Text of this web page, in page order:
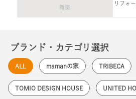
新築
リフォ
ブランド・カテゴリ選択
ALL mamanの家 TRIBECA
TOMIO DESIGN HOUSE UNITED